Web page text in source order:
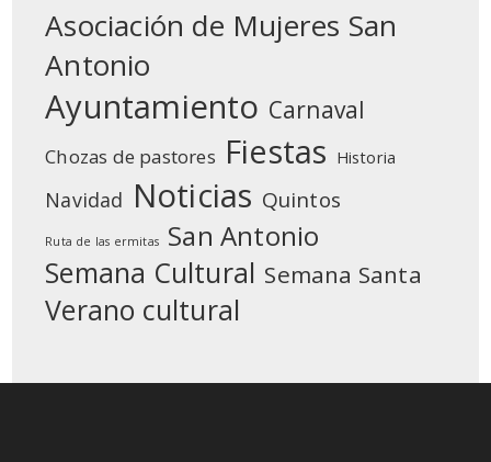
Asociación de Mujeres San
Antonio
Ayuntamiento Carnaval
Chozas de pastores Fiestas Historia
Navidad Noticias Quintos
Ruta de las ermitas San Antonio
Semana Cultural Semana Santa
Verano cultural